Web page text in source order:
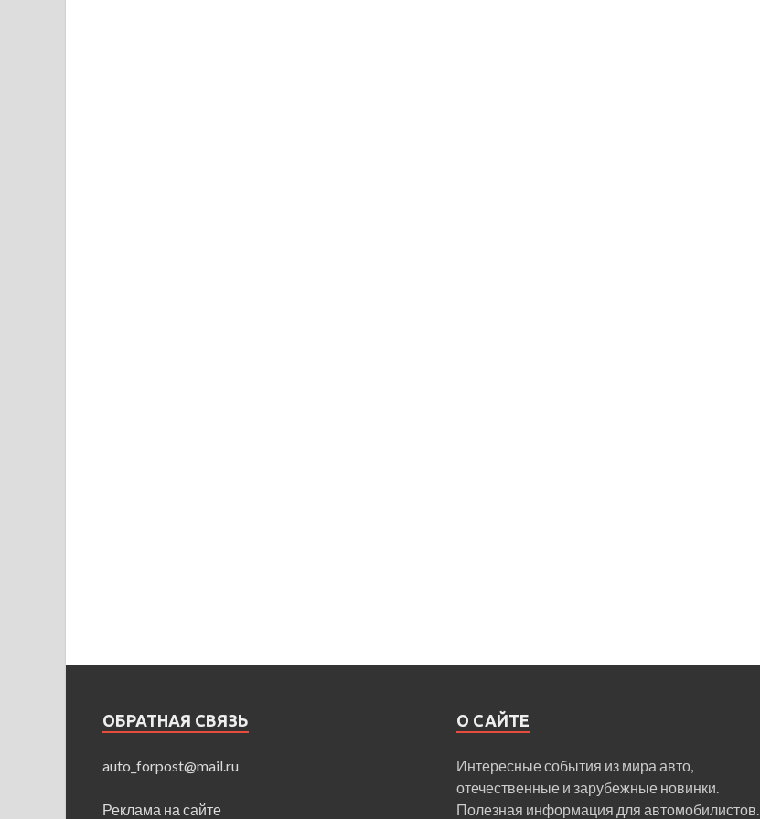
ОБРАТНАЯ СВЯЗЬ
auto_forpost@mail.ru
Реклама на сайте
О САЙТЕ
Интересные события из мира авто,
отечественные и зарубежные новинки.
Полезная информация для автомобилистов.